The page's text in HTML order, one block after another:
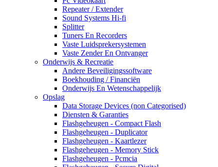
Repeater / Extender
Sound Systems Hi-fi
Splitter
Tuners En Recorders
Vaste Luidsprekersystemen
Vaste Zender En Ontvanger
Onderwijs & Recreatie
Andere Beveiligingssoftware
Boekhouding / Financiën
Onderwijs En Wetenschappelijk
Opslag
Data Storage Devices (non Categorised)
Diensten & Garanties
Flashgeheugen - Compact Flash
Flashgeheugen - Duplicator
Flashgeheugen - Kaartlezer
Flashgeheugen - Memory Stick
Flashgeheugen - Pcmcia